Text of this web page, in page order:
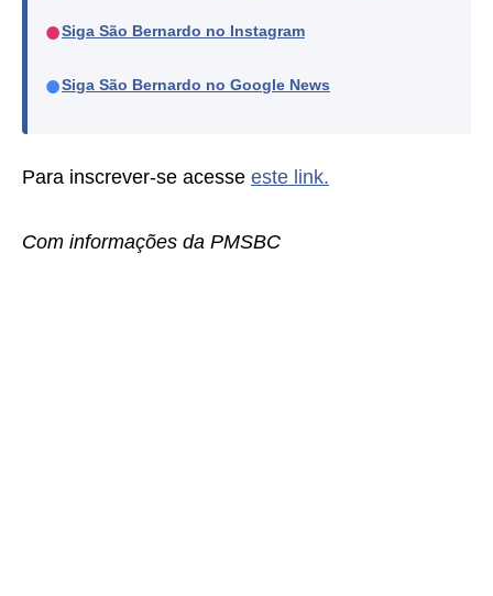
●Siga São Bernardo no Instagram
●Siga São Bernardo no Google News
Para inscrever-se acesse este link.
Com informações da PMSBC